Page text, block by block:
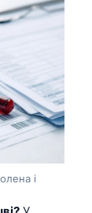
і